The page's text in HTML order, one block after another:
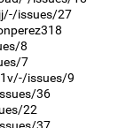
issues/27
8
7
issues/9
36
22
37